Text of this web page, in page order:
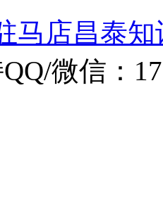
马店昌泰
微信：